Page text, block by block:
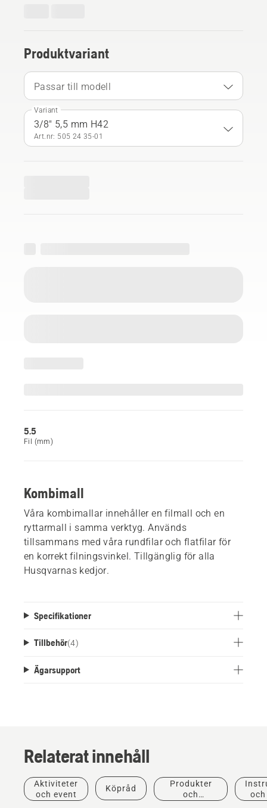
Produktvariant
Passar till modell
Variant
3/8" 5,5 mm H42
Art.nr: 505 24 35‑01
5.5
Fil (mm)
Kombimall
Våra kombimallar innehåller en filmall och en
ryttarmall i samma verktyg. Används
tillsammans med våra rundfilar och flatfilar för
en korrekt filningsvinkel. Tillgänglig för alla
Husqvarnas kedjor.
Specifikationer
Tillbehör(4)
Ägarsupport
Relaterat innehåll
Aktiviteter
och event
Köpråd
Produkter
och
Grönyteskötsel
Verktyg
för
grönyteskötsel,
professionell